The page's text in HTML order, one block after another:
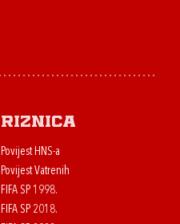
Riznica
Povijest HNS-a
Povijest Vatrenih
FIFA SP 1998.
FIFA SP 2018.